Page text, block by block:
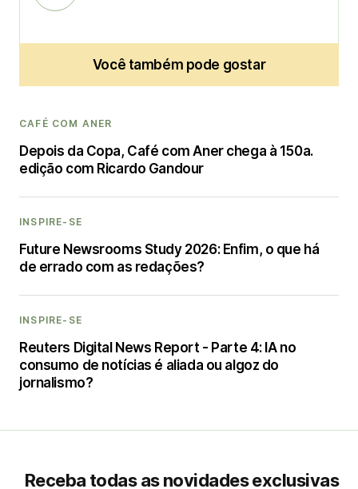
Você também pode gostar
CAFÉ COM ANER
Depois da Copa, Café com Aner chega à 150a.
edição com Ricardo Gandour
INSPIRE-SE
Future Newsrooms Study 2026: Enfim, o que há
de errado com as redações?
INSPIRE-SE
Reuters Digital News Report - Parte 4: IA no
consumo de notícias é aliada ou algoz do
jornalismo?
Receba todas as novidades exclusivas